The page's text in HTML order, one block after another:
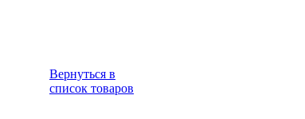
Вернуться в
список товаров